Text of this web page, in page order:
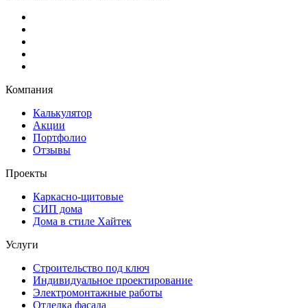
Компания
Калькулятор
Акции
Портфолио
Отзывы
Проекты
Каркасно-щитовые
СИП дома
Дома в стиле Хайтек
Услуги
Строительство под ключ
Индивидуальное проектирование
Электромонтажные работы
Отделка фасада